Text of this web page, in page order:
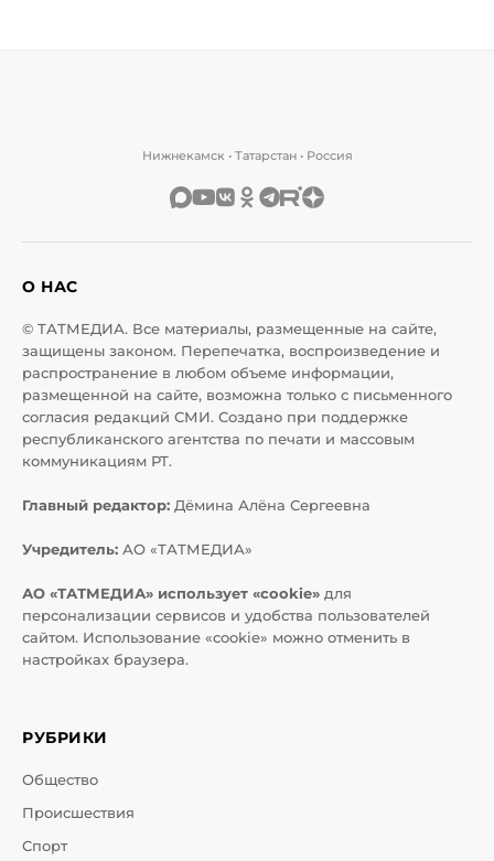
Нижнекамск • Татарстан • Россия
О НАС
© ТАТМЕДИА. Все материалы, размещенные на сайте,
защищены законом. Перепечатка, воспроизведение и
распространение в любом объеме информации,
размещенной на сайте, возможна только с письменного
согласия редакций СМИ. Создано при поддержке
республиканского агентства по печати и массовым
коммуникациям РТ.
Главный редактор: Дёмина Алёна Сергеевна
Учредитель: АО «ТАТМЕДИА»
АО «ТАТМЕДИА» использует «cookie» для
персонализации сервисов и удобства пользователей
сайтом. Использование «cookie» можно отменить в
настройках браузера.
РУБРИКИ
Общество
Происшествия
Спорт